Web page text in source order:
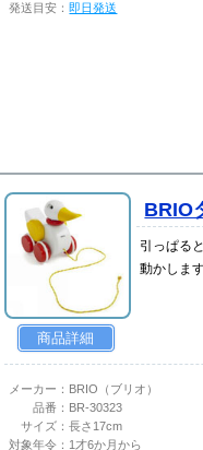
発送目安：即日発送
商品詳細
BRIO
引っぱる
動かしま
メーカー： BRIO（ブリオ）
品番： BR-30323
サイズ：長さ17cm
対象年令： 1才6か月から